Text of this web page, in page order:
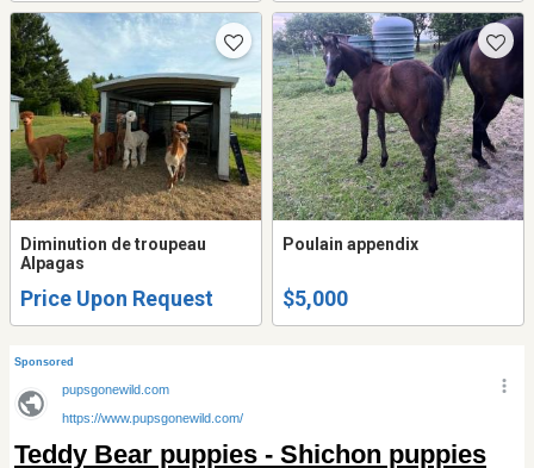
Diminution de troupeau
Alpagas
Price Upon Request
Poulain appendix
$5,000